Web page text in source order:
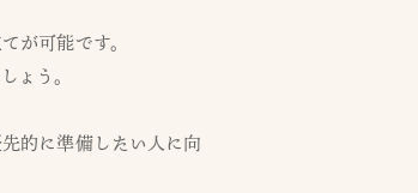
が可能です。
ょう。
的に準備したい人に向